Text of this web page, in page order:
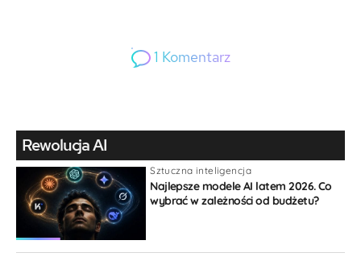
1 Komentarz
Gość
Rewolucja AI
Sztuczna inteligencja
Najlepsze modele AI latem 2026. Co
wybrać w zależności od budżetu?